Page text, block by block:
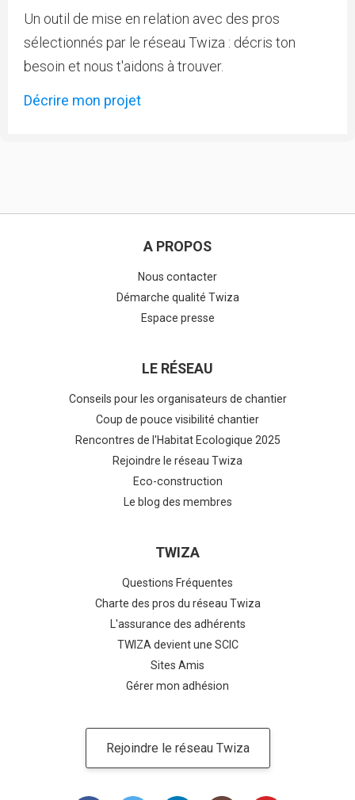
Un outil de mise en relation avec des pros
sélectionnés par le réseau Twiza : décris ton
besoin et nous t'aidons à trouver.
Décrire mon projet
A PROPOS
Nous contacter
Démarche qualité Twiza
Espace presse
LE RÉSEAU
Conseils pour les organisateurs de chantier
Coup de pouce visibilité chantier
Rencontres de l'Habitat Ecologique 2025
Rejoindre le réseau Twiza
Eco-construction
Le blog des membres
TWIZA
Questions Fréquentes
Charte des pros du réseau Twiza
L'assurance des adhérents
TWIZA devient une SCIC
Sites Amis
Gérer mon adhésion
Rejoindre le réseau Twiza